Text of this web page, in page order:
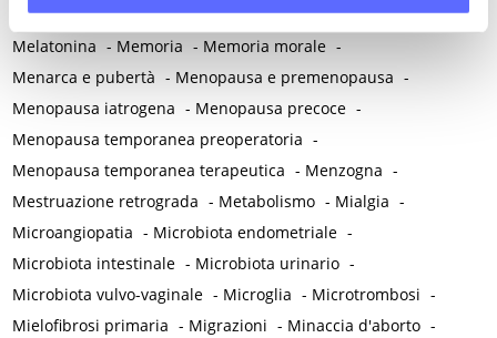
Medico di famiglia -Meditazione -Melanosi vulvare -
Melatonina - Memoria - Memoria morale -
Menarca e pubertà - Menopausa e premenopausa -
Menopausa iatrogena - Menopausa precoce -
Menopausa temporanea preoperatoria -
Menopausa temporanea terapeutica - Menzogna -
Mestruazione retrograda - Metabolismo - Mialgia -
Microangiopatia - Microbiota endometriale -
Microbiota intestinale - Microbiota urinario -
Microbiota vulvo-vaginale - Microglia - Microtrombosi -
Mielofibrosi primaria - Migrazioni - Minaccia d'aborto -